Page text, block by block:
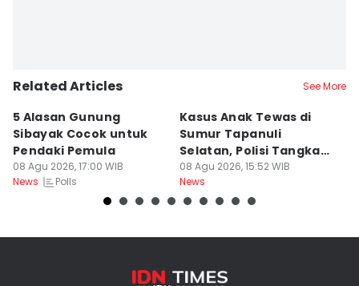
Related Articles See More
5 Alasan Gunung
Sibayak Cocok untuk
Pendaki Pemula
08 Agu 2026, 17:00 WIB
News
Polls
Kasus Anak Tewas di
Sumur Tapanuli
Selatan, Polisi Tangkap
MH
08 Agu 2026, 15:52 WIB
News